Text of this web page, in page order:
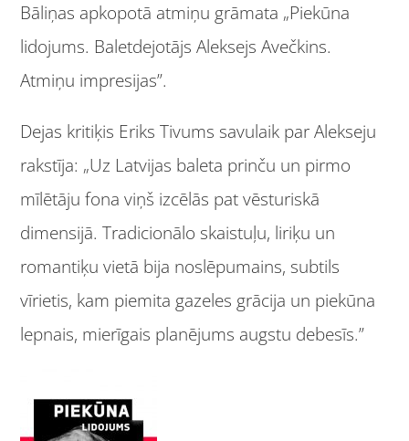
Bāliņas apkopotā atmiņu grāmata „Piekūna
lidojums. Baletdejotājs Aleksejs Avečkins.
Atmiņu impresijas”.
Dejas kritiķis Eriks Tivums savulaik par Alekseju
rakstīja: „Uz Latvijas baleta prinču un pirmo
mīlētāju fona viņš izcēlās pat vēsturiskā
dimensijā. Tradicionālo skaistuļu, liriķu un
romantiķu vietā bija noslēpumains, subtils
vīrietis, kam piemita gazeles grācija un piekūna
lepnais, mierīgais planējums augstu debesīs.”